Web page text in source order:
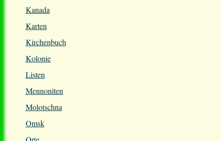
Kanada
Karten
Kirchenbuch
Kolonie
Listen
Mennoniten
Molotschna
Omsk